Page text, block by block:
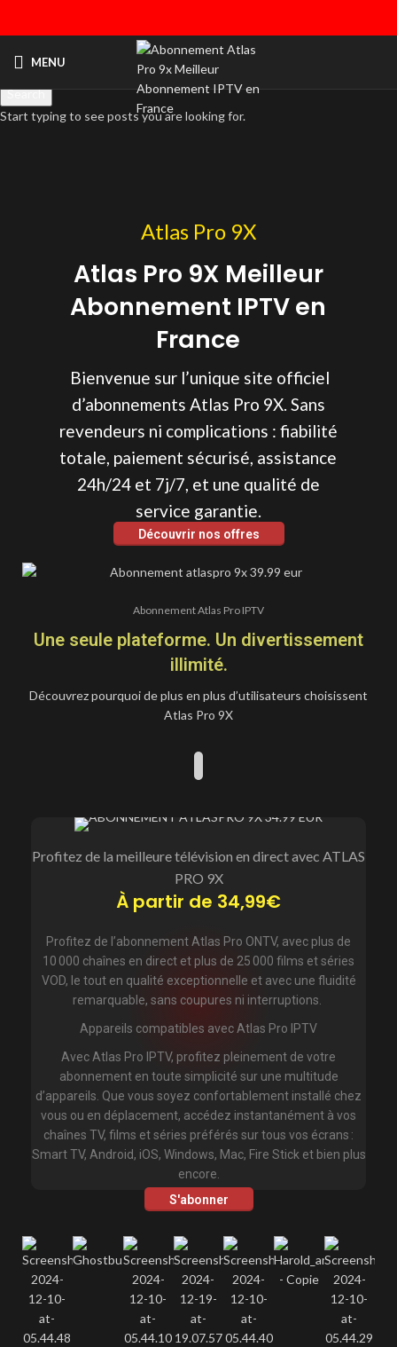
MENU
Atlas Pro 9X
Atlas Pro 9X Meilleur
Abonnement IPTV en
France
Bienvenue sur l’unique site officiel
d’abonnements Atlas Pro 9X. Sans
revendeurs ni complications : fiabilité
totale, paiement sécurisé, assistance
24h/24 et 7j/7, et une qualité de
service garantie.
Découvrir nos offres
Abonnement Atlas Pro IPTV
Une seule plateforme. Un divertissement
illimité.
Découvrez pourquoi de plus en plus d’utilisateurs choisissent
Atlas Pro 9XATLAS
34,99€
Profitez de la meilleure télévision en direct avec ATLAS
PRO 9X
À partir de 34,99€
Profitez de l’abonnement Atlas Pro ONTV, avec plus de
10 000 chaînes en direct et plus de 25 000 films et séries
VOD, le tout en qualité exceptionnelle et avec une fluidité
remarquable, sans coupures ni interruptions.
Appareils compatibles avec Atlas Pro IPTV
Avec Atlas Pro IPTV, profitez pleinement de votre
abonnement en toute simplicité sur une multitude
d’appareils. Que vous soyez confortablement installé chez
vous ou en déplacement, accédez instantanément à vos
chaînes TV, films et séries préférés sur tous vos écrans :
Smart TV, Android, iOS, Windows, Mac, Fire Stick et bien plus
encore.
S'abonner
Search
Start typing to see posts you are looking for.